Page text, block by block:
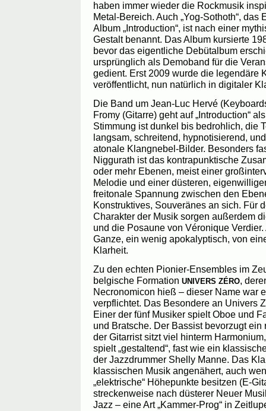
haben immer wieder die Rockmusik
Metal-Bereich. Auch „Yog-Sothoth“, das
Album „Introduction“, ist nach einer
Gestalt benannt. Das Album kursierte
bevor das eigentliche Debütalbum
ursprünglich als Demoband für die
gedient. Erst 2009 wurde die legendäre
veröffentlicht, nun natürlich in digitaler
Die Band um Jean-Luc Hervé
Fromy (Gitarre) geht auf „Introduction“
Stimmung ist dunkel bis bedrohlich, die
langsam, schreitend, hypnotisierend,
atonale Klangnebel-Bilder. Besonders
Niggurath ist das kontrapunktische
oder mehr Ebenen, meist einer
Melodie und einer düsteren,
freitonale Spannung zwischen den
Konstruktives, Souveränes an sich. Für
Charakter der Musik sorgen außerdem
und die Posaune von Véronique
Ganze, ein wenig apokalyptisch, von
Klarheit.
Zu den echten Pionier-Ensembles im
belgische Formation UNIVERS ZÉRO,
Necronomicon hieß – dieser Name war
verpflichtet. Das Besondere an Univers
Einer der fünf Musiker spielt Oboe und
und Bratsche. Der Bassist bevorzugt
der Gitarrist sitzt viel hinterm
spielt „gestaltend“, fast wie ein
der Jazzdrummer Shelly Manne. Das
klassischen Musik angenähert, auch
„elektrische“ Höhepunkte besitzen (E-
streckenweise nach düsterer Neuer
Jazz – eine Art „Kammer-Prog“ in